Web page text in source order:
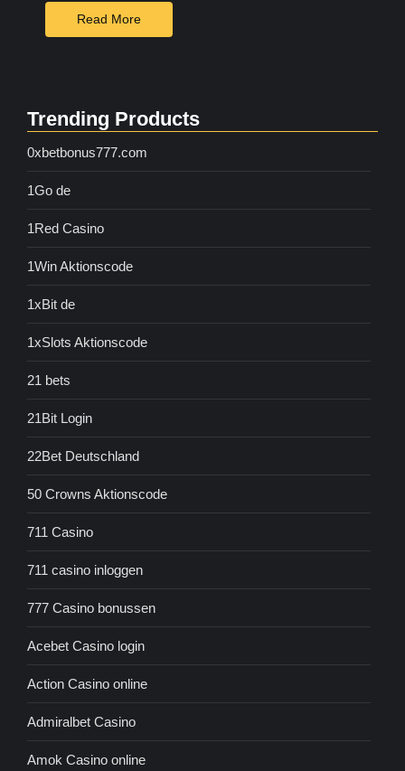
Read More
Trending Products
0xbetbonus777.com
1Go de
1Red Casino
1Win Aktionscode
1xBit de
1xSlots Aktionscode
21 bets
21Bit Login
22Bet Deutschland
50 Crowns Aktionscode
711 Casino
711 casino inloggen
777 Casino bonussen
Acebet Casino login
Action Casino online
Admiralbet Casino
Amok Casino online